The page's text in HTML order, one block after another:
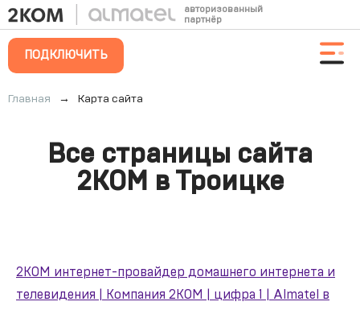
авторизованный
партнёр
ПОДКЛЮЧИТЬ
Главная → Карта сайта
Все страницы сайта
2КОМ в Троицке
Список
страниц
2КОМ интернет-провайдер домашнего интернета и
телевидения | Компания 2КОМ | цифра 1 | Almatel в